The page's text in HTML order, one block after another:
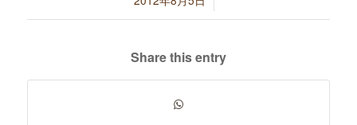
Share this entry